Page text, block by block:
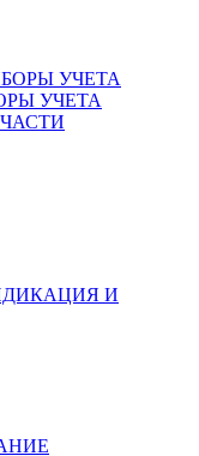
УЧЕТА
И